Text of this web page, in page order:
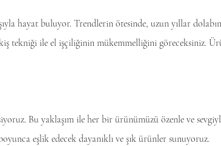
hayat buluyor. Trendlerin ötesinde, uzun yıllar
tekniği ile el işçiliğinin mükemmelliğini göreceksiniz.
Bu yaklaşım ile her bir ürünümüzü özenle ve
eşlik edecek dayanıklı ve şık ürünler sunuyoruz.